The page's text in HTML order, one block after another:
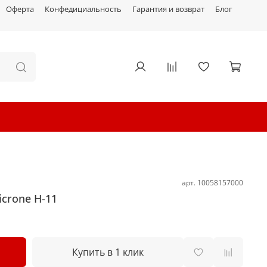
Оферта Конфедициальность Гарантия и возврат Блог
арт. 10058157000
H-11
Купить в 1 клик